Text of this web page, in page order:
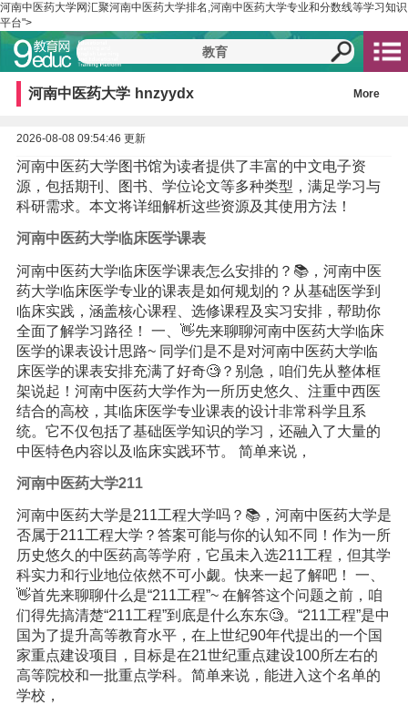
河南中医药大学网汇聚河南中医药大学排名,河南中医药大学专业和分数线等学习知识
平台">
河南中医药大学 hnzyydx More
2026-08-08 09:54:46 更新
河南中医药大学图书馆为读者提供了丰富的中文电子资
源，包括期刊、图书、学位论文等多种类型，满足学习与
科研需求。本文将详细解析这些资源及其使用方法！
河南中医药大学临床医学课表
河南中医药大学临床医学课表怎么安排的？📚，河南中医
药大学临床医学专业的课表是如何规划的？从基础医学到
临床实践，涵盖核心课程、选修课程及实习安排，帮助你
全面了解学习路径！ 一、👋先来聊聊河南中医药大学临床
医学的课表设计思路~ 同学们是不是对河南中医药大学临
床医学的课表安排充满了好奇🧐？别急，咱们先从整体框
架说起！河南中医药大学作为一所历史悠久、注重中西医
结合的高校，其临床医学专业课表的设计非常科学且系
统。它不仅包括了基础医学知识的学习，还融入了大量的
中医特色内容以及临床实践环节。 简单来说，
河南中医药大学211
河南中医药大学是211工程大学吗？📚，河南中医药大学是
否属于211工程大学？答案可能与你的认知不同！作为一所
历史悠久的中医药高等学府，它虽未入选211工程，但其学
科实力和行业地位依然不可小觑。快来一起了解吧！ 一、
👋首先来聊聊什么是“211工程”~ 在解答这个问题之前，咱
们得先搞清楚“211工程”到底是什么东东🧐。“211工程”是中
国为了提升高等教育水平，在上世纪90年代提出的一个国
家重点建设项目，目标是在21世纪重点建设100所左右的
高等院校和一批重点学科。简单来说，能进入这个名单的
学校，